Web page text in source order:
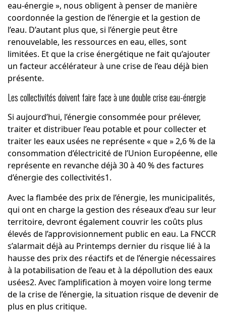
eau-énergie », nous obligent à penser de manière
coordonnée la gestion de l’énergie et la gestion de
l’eau. D’autant plus que, si l’énergie peut être
renouvelable, les ressources en eau, elles, sont
limitées. Et que la crise énergétique ne fait qu’ajouter
un facteur accélérateur à une crise de l’eau déjà bien
présente.
Les collectivités doivent faire face à une double crise eau-énergie
Si aujourd’hui, l’énergie consommée pour prélever,
traiter et distribuer l’eau potable et pour collecter et
traiter les eaux usées ne représente « que » 2,6 % de la
consommation d’électricité de l’Union Européenne, elle
représente en revanche déjà 30 à 40 % des factures
d’énergie des collectivités1.
Avec la flambée des prix de l’énergie, les municipalités,
qui ont en charge la gestion des réseaux d’eau sur leur
territoire, devront également couvrir les coûts plus
élevés de l’approvisionnement public en eau. La FNCCR
s’alarmait déjà au Printemps dernier du risque lié à la
hausse des prix des réactifs et de l’énergie nécessaires
à la potabilisation de l’eau et à la dépollution des eaux
usées2. Avec l’amplification à moyen voire long terme
de la crise de l’énergie, la situation risque de devenir de
plus en plus critique.